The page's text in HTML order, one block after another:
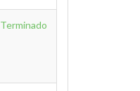
Terminado